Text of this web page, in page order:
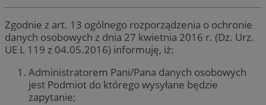
Zgodnie z art. 13 ogólnego rozporządzenia o ochronie
danych osobowych z dnia 27 kwietnia 2016 r. (Dz. Urz.
UE L 119 z 04.05.2016) informuję, iż:
Administratorem Pani/Pana danych osobowych
jest Podmiot do którego wysyłane będzie
zapytanie;